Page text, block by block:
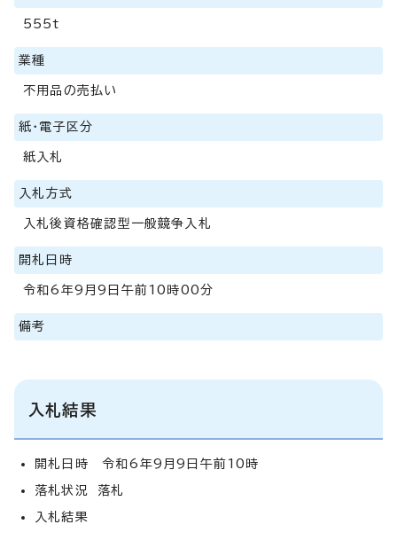
555t
業種
不用品の売払い
紙・電子区分
紙入札
入札方式
入札後資格確認型一般競争入札
開札日時
令和6年9月9日午前10時00分
備考
入札結果
開札日時 令和6年9月9日午前10時
落札状況 落札
入札結果